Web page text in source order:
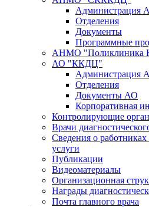
Отделения
Документы
Программные
АНМО "Поликлиника
АО "ККДЦ"
Администрация
Отделения
Документы АО
Корпоративная
Контролирующие
Врачи
Сведения о
услуги
Публикации
Видеоматериалы
Организационная
Награды
Почта главного врача